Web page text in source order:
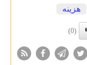
هزینه
(0)